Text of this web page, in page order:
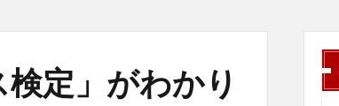
定」がわかり